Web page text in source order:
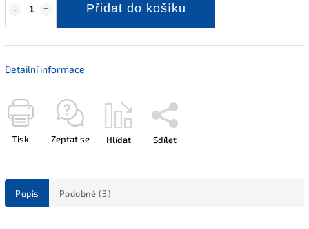
Přidat do košíku
Detailní informace
Tisk Zeptat se Hlídat Sdílet
Popis Podobné (3)